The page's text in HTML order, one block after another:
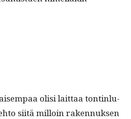
olisi lait­taa ton­tin­lu­
siitä mil­loin raken­nuk­sen